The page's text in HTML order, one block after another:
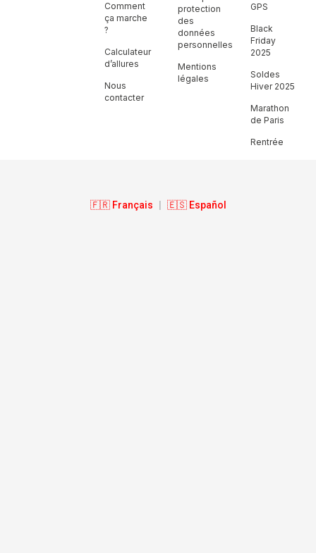
Comment
ça marche
?
Calculateur
d’allures
Nous
contacter
protection
des
données
personnelles
Mentions
légales
GPS
Black
Friday
2025
Soldes
Hiver 2025
Marathon
de Paris
Rentrée
🇫🇷 Français 🇪🇸 Español